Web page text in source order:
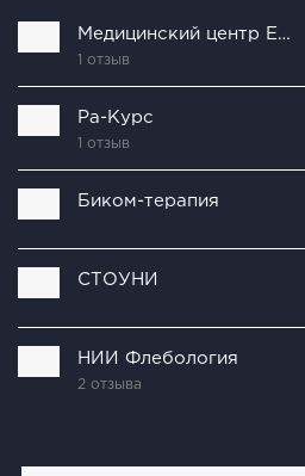
Медицинский центр Елены Малышевой
1 отзыв
Ра-Курс
1 отзыв
Биком-терапия
СТОУНИ
НИИ Флебология
2 отзыва